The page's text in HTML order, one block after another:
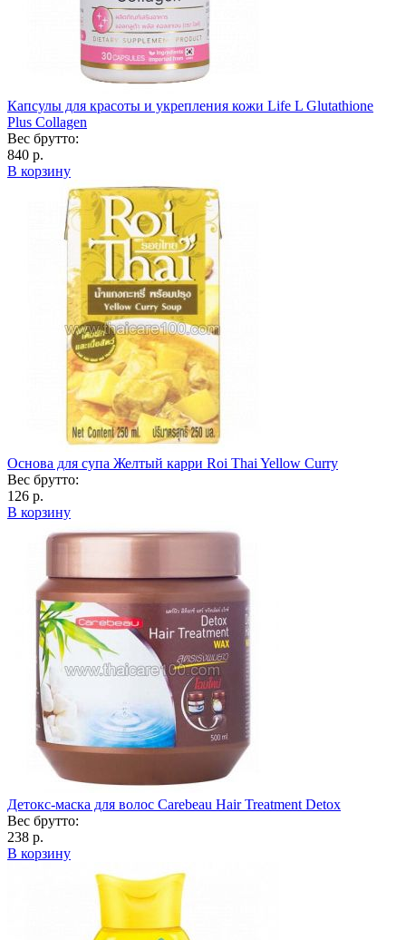
Капсулы для красоты и укрепления кожи Life L Glutathione
Plus Collagen
Вес брутто:
840 р.
В корзину
Основа для супа Желтый карри Roi Thai Yellow Curry
Вес брутто:
126 р.
В корзину
Детокс-маска для волос Carebeau Hair Treatment Detox
Вес брутто:
238 р.
В корзину